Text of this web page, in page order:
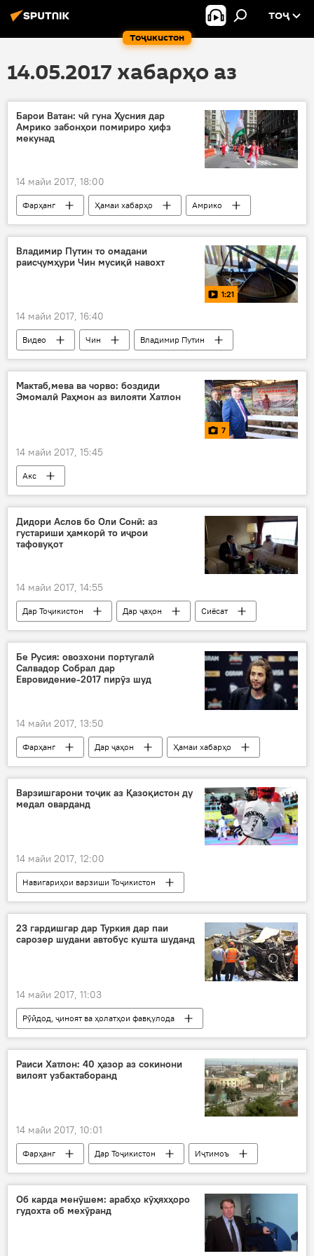
Тоҷикистон
ТОҶ
14.05.2017 хабарҳо аз
Барои Ватан: чӣ гуна Ҳусния дар
Амрико забонҳои помириро ҳифз
мекунад
14 майи 2017, 18:00
Фарҳанг Ҳамаи хабарҳо
Амрико
Ню-Йорк
Ҳусния Хуҷамёрова
Дар Тоҷикистон
Владимир Путин то омадани
раисҷумҳури Чин мусиқӣ навохт
1:21
14 майи 2017, 16:40
Видео Чин
Владимир Путин
мусиқинавозӣ
Мактаб,мева ва чорво: боздиди
Эмомалӣ Раҳмон аз вилояти Хатлон
7
14 майи 2017, 15:45
Акс
Дидори Аслов бо Оли Сонӣ: аз
густариши ҳамкорӣ то иҷрои
тафовуқот
14 майи 2017, 14:55
Дар Тоҷикистон Дар ҷаҳон
Сиёсат
Ҳамаи хабарҳо
Қатар
Сироҷиддин Аслов
мулоқот
Бе Русия: овозхони португалӣ
Салвадор Собрал дар
Евровидение-2017 пирӯз шуд
14 майи 2017, 13:50
Фарҳанг Дар ҷаҳон
Ҳамаи хабарҳо
Салвадор Собрал
ҷои аввал
Варзишгарони тоҷик аз Қазоқистон ду
медал оварданд
14 майи 2017, 12:00
Навигариҳои варзиши Тоҷикистон
Осиёи Марказӣ
Дар ҷаҳон
Ҳамаи хабарҳо
Қазоқистон
Мануеҳр Хуморов
таэквандо
23 гардишгар дар Туркия дар паи
сарозер шудани автобус кушта шуданд
14 майи 2017, 11:03
Рӯйдод, ҷиноят ва ҳолатҳои фавқулода
Дар ҷаҳон
Ҳамаи хабарҳо
Туркия
Раҷаб Тайиб Эрдуғон
ҳашт кас захмӣ
Раиси Хатлон: 40 ҳазор аз сокинони
вилоят узбактаборанд
14 майи 2017, 10:01
Фарҳанг Дар Тоҷикистон
Иҷтимоъ
Ҳамаи хабарҳо
Қурғонтеппа
Рӯзҳои фарҳанги Узбакистон дар Тоҷикистон
Пас аз 25 сол: дӯстии Тоҷикистону Узбакистон
Об карда менӯшем: арабҳо кӯҳяхҳоро
гудохта об мехӯранд